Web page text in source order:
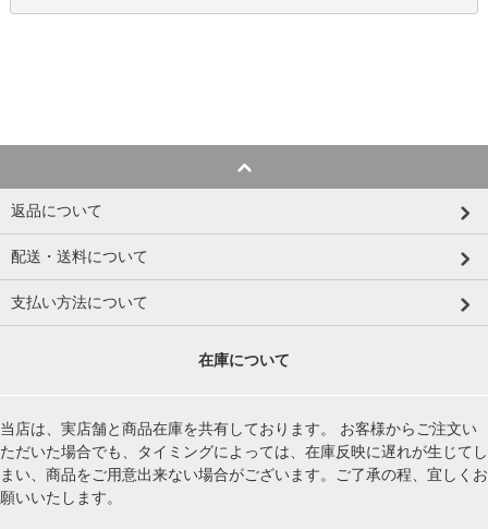
返品について
配送・送料について
支払い方法について
在庫について
当店は、実店舗と商品在庫を共有しております。 お客様からご注文い
ただいた場合でも、タイミングによっては、在庫反映に遅れが生じてし
まい、商品をご用意出来ない場合がございます。ご了承の程、宜しくお
願いいたします。